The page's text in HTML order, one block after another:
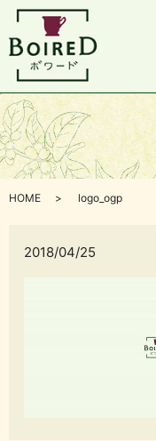
HOME logo_ogp
2018/04/25